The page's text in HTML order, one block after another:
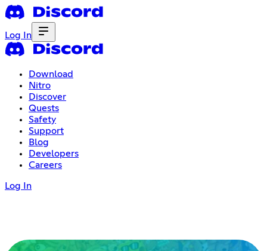
Log In
Download
Nitro
Discover
Quests
Safety
Support
Blog
Developers
Careers
Log In